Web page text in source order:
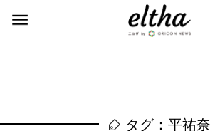
タグ：平祐奈